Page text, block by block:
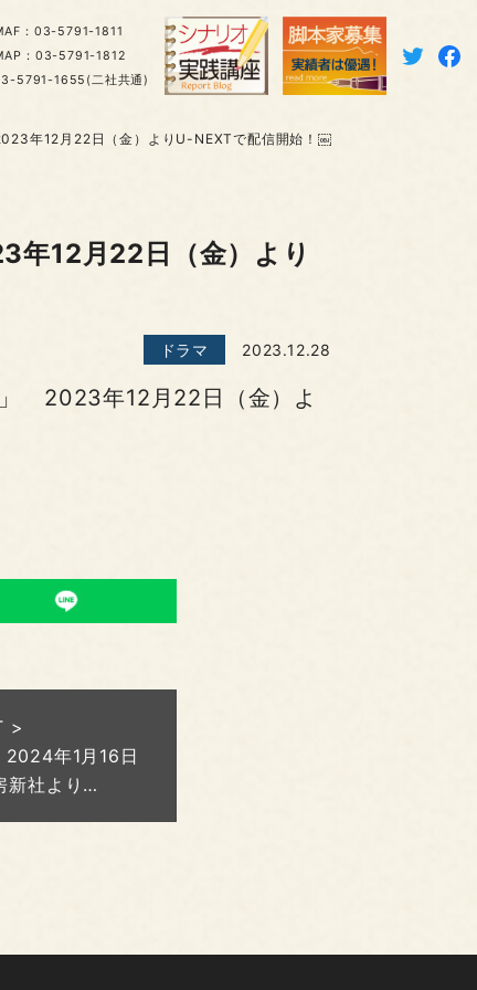
：03-5791-1811
：03-5791-1812
5791-1655(二社共通)
年12月22日（金）よりU-NEXTで配信開始！￼
年12月22日（金）より
ドラマ 2023.12.28
」 2023年12月22日（金）よ
>
2024年1月16日
新社より…